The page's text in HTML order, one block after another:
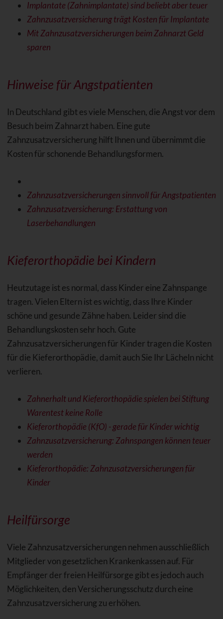
Implantate (Zahnimplantate) sind beliebt aber teuer
Zahnzusatzversicherung trägt Kosten für Implantate
Mit Zahnzusatzversicherungen beim Zahnarzt Geld
sparen
Hinweise für Angstpatienten
In Deutschland gibt es viele Menschen, die Angst vor dem
Besuch beim Zahnarzt haben. Eine gute
Zahnzusatzversicherung hilft Ihnen und übernimmt die
Kosten für schonende Behandlungsformen.
Zahnzusatzversicherungen sinnvoll für Angstpatienten
Zahnzusatzversicherung: Erstattung von
Laserbehandlungen
Kieferorthopädie bei Kindern
Heutzutage ist es normal, dass Kinder eine Zahnspange
tragen. Vielen Eltern ist es wichtig, dass Ihre Kinder
schöne und gesunde Zähne haben. Leider sind die
Behandlungskosten sehr hoch. Gute
Zahnzusatzversicherungen für Kinder tragen die Kosten
für die Kieferorthopädie, damit auch Sie Ihr Lächeln nicht
verlieren.
Zahnerhalt und Kieferorthopädie spielen bei Stiftung
Warentest keine Rolle
Kieferorthopädie (KfO) - gerade für Kinder wichtig
Zahnzusatzversicherung: Zahnspangen können teuer
werden
Kieferorthopädie: Zahnzusatzversicherungen für
Kinder
Heilfürsorge
Viele Zahnzusatzversicherungen nehmen ausschließlich
Mitglieder von gesetzlichen Krankenkassen auf. Für
Empfänger der freien Heilfürsorge gibt es jedoch auch
Möglichkeiten, den Versicherungsschutz durch eine
Zahnzusatzversicherung zu erhöhen.